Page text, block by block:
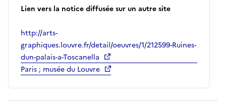
Lien vers la notice diffusée sur un autre site
http://arts-
graphiques.louvre.fr/detail/oeuvres/1/212599-Ruines-
dun-palais-a-Toscanella
Paris ; musée du Louvre